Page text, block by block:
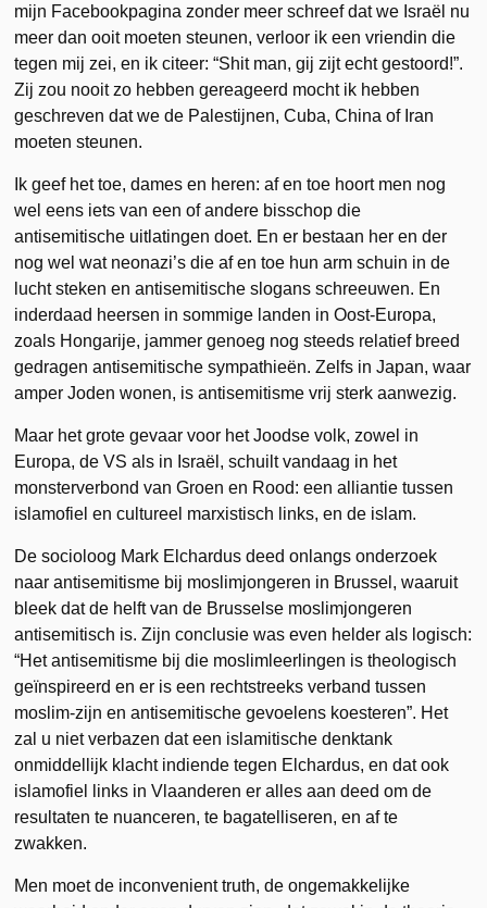
mijn Facebookpagina zonder meer schreef dat we Israël nu
meer dan ooit moeten steunen, verloor ik een vriendin die
tegen mij zei, en ik citeer: “Shit man, gij zijt echt gestoord!”.
Zij zou nooit zo hebben gereageerd mocht ik hebben
geschreven dat we de Palestijnen, Cuba, China of Iran
moeten steunen.
Ik geef het toe, dames en heren: af en toe hoort men nog
wel eens iets van een of andere bisschop die
antisemitische uitlatingen doet. En er bestaan her en der
nog wel wat neonazi’s die af en toe hun arm schuin in de
lucht steken en antisemitische slogans schreeuwen. En
inderdaad heersen in sommige landen in Oost-Europa,
zoals Hongarije, jammer genoeg nog steeds relatief breed
gedragen antisemitische sympathieën. Zelfs in Japan, waar
amper Joden wonen, is antisemitisme vrij sterk aanwezig.
Maar het grote gevaar voor het Joodse volk, zowel in
Europa, de VS als in Israël, schuilt vandaag in het
monsterverbond van Groen en Rood: een alliantie tussen
islamofiel en cultureel marxistisch links, en de islam.
De socioloog Mark Elchardus deed onlangs onderzoek
naar antisemitisme bij moslimjongeren in Brussel, waaruit
bleek dat de helft van de Brusselse moslimjongeren
antisemitisch is. Zijn conclusie was even helder als logisch:
“Het antisemitisme bij die moslimleerlingen is theologisch
geïnspireerd en er is een rechtstreeks verband tussen
moslim-zijn en antisemitische gevoelens koesteren”. Het
zal u niet verbazen dat een islamitische denktank
onmiddellijk klacht indiende tegen Elchardus, en dat ook
islamofiel links in Vlaanderen er alles aan deed om de
resultaten te nuanceren, te bagatelliseren, en af te
zwakken.
Men moet de inconvenient truth, de ongemakkelijke